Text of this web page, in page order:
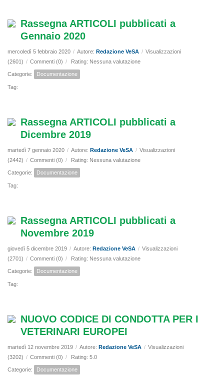
Rassegna ARTICOLI pubblicati a
Gennaio 2020
mercoledì 5 febbraio 2020 / Autore: Redazione VeSA / Visualizzazioni
(2601) / Commenti (0) / Rating: Nessuna valutazione
Categorie: Documentazione
Tag:
Rassegna ARTICOLI pubblicati a
Dicembre 2019
martedì 7 gennaio 2020 / Autore: Redazione VeSA / Visualizzazioni
(2442) / Commenti (0) / Rating: Nessuna valutazione
Categorie: Documentazione
Tag:
Rassegna ARTICOLI pubblicati a
Novembre 2019
giovedì 5 dicembre 2019 / Autore: Redazione VeSA / Visualizzazioni
(2701) / Commenti (0) / Rating: Nessuna valutazione
Categorie: Documentazione
Tag:
NUOVO CODICE DI CONDOTTA PER I
VETERINARI EUROPEI
martedì 12 novembre 2019 / Autore: Redazione VeSA / Visualizzazioni
(3202) / Commenti (0) / Rating: 5.0
Categorie: Documentazione